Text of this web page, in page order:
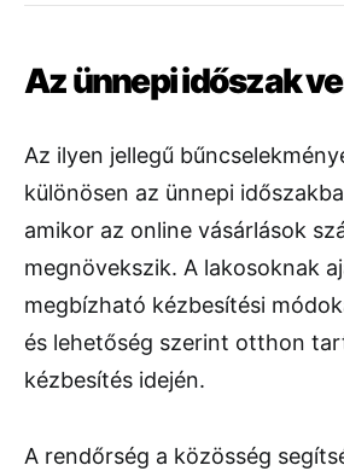
Az ünnepi időszak
Az ilyen jellegű
különösen az ünnepi
amikor az online vásárlások
megnövekszik. A lakosoknak
megbízható kézbesítési
és lehetőség szerint otthon
kézbesítés idején.
A rendőrség a közösség